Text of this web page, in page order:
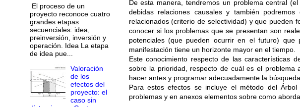
De esta manera, tendremos un problema central
debidas relaciones causales y también
relacionados (criterio de selectividad) y que pueden
conocer si los problemas que se presentan son
potenciales (que pueden ocurrir en el futuro)
manifestación tiene un horizonte mayor en el tiempo.
Este conocimiento respecto de las características
sobre la prioridad, respecto de cuál es el problema
hacer antes y programar adecuadamente la
Para estos efectos se incluye el método del
problemas y en anexos elementos sobre como
El proceso de un
proyecto reconoce cuatro
grandes etapas
secuenciales: idea,
preinversión, inversión y
operación. Idea La etapa
de idea pue...
Valoración
de los
efectos del
proyecto: el
caso sin